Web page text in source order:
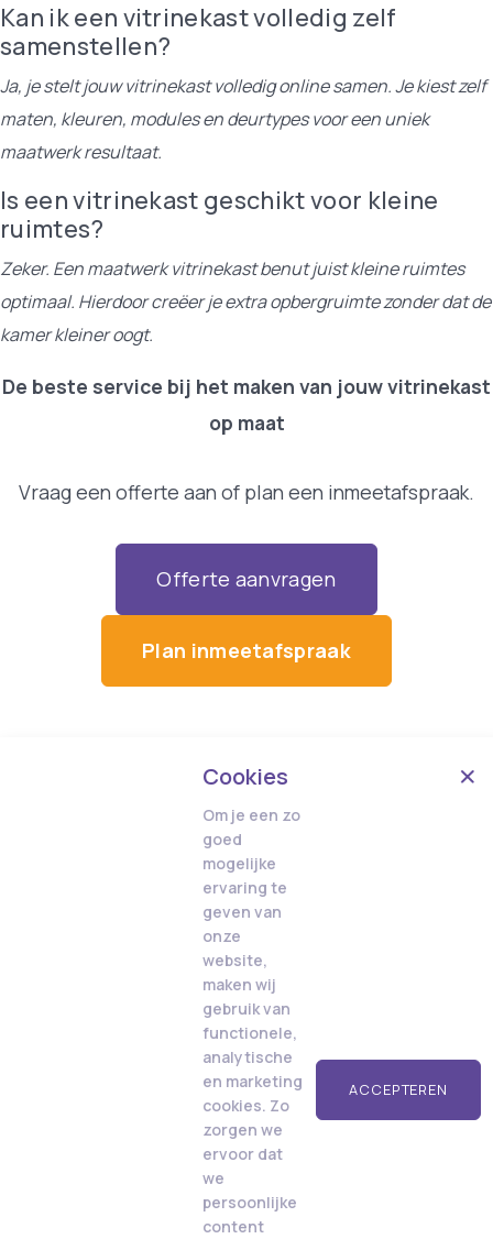
Kan ik een vitrinekast volledig zelf
samenstellen?
Ja, je stelt jouw vitrinekast volledig online samen. Je kiest zelf
maten, kleuren, modules en deurtypes voor een uniek
maatwerk resultaat.
Is een vitrinekast geschikt voor kleine
ruimtes?
Zeker. Een maatwerk vitrinekast benut juist kleine ruimtes
optimaal. Hierdoor creëer je extra opbergruimte zonder dat de
kamer kleiner oogt.
De beste service bij het maken van jouw vitrinekast
op maat
Vraag een offerte aan of plan een inmeetafspraak.
Offerte aanvragen
Plan inmeetafspraak
Cookies
Om je een zo
goed
mogelijke
ervaring te
geven van
onze
website,
maken wij
gebruik van
functionele,
analytische
en marketing
cookies. Zo
zorgen we
ervoor dat
we
persoonlijke
content
ACCEPTEREN